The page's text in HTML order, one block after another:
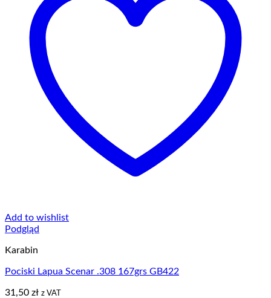
Add to wishlist
Podgląd
Karabin
Pociski Lapua Scenar .308 167grs GB422
31,50 zł z VAT